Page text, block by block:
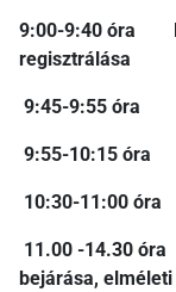
9:00-9:40 óra
regisztrálása
9:45-9:55 óra
9:55-10:15 óra
10:30-11:00 óra
11.00 -14.30
bejárása,